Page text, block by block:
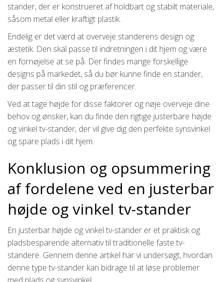
stander, der er konstrueret af holdbart og stabilt materiale,
såsom metal eller kraftigt plastik.
Endelig er det værd at overveje standerens design og
æstetik. Den skal passe til indretningen i dit hjem og være
en fornøjelse at se på. Der findes mange forskellige
designs på markedet, så du bør kunne finde en stander,
der passer til din stil og præferencer.
Ved at tage højde for disse faktorer og nøje overveje dine
behov og ønsker, kan du finde den rigtige justerbare højde
og vinkel tv-stander, der vil give dig den perfekte synsvinkel
og spare plads i dit hjem.
Konklusion og opsummering
af fordelene ved en justerbar
højde og vinkel tv-stander
En justerbar højde og vinkel tv-stander er et praktisk og
pladsbesparende alternativ til traditionelle faste tv-
standere. Gennem denne artikel har vi undersøgt, hvordan
denne type tv-stander kan bidrage til at løse problemer